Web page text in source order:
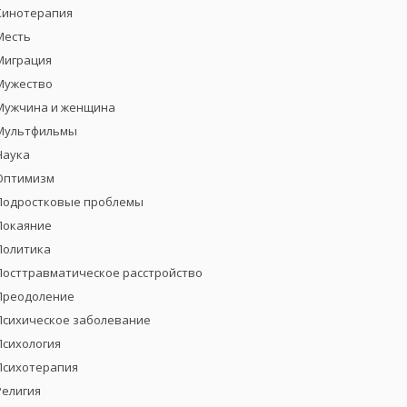
и женщина
проблемы
расстройство
заболевание